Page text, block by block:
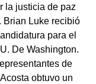
la justicia de paz
Brian Luke recibió
para el
De Washington.
de
obtuvo un